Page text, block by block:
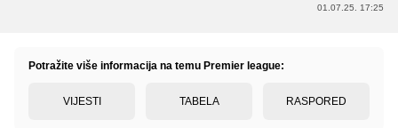
01.07.25. 17:25
Potražite više informacija na temu Premier league:
VIJESTI TABELA RASPORED